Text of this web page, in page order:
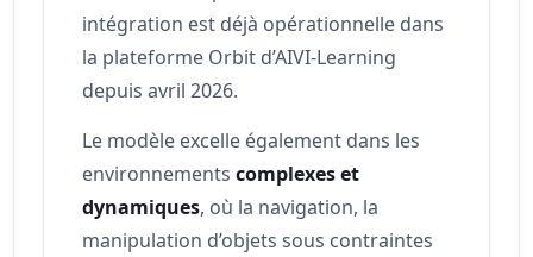
intégration est déjà opérationnelle dans
la plateforme Orbit d’AIVI-Learning
depuis avril 2026.
Le modèle excelle également dans les
environnementscomplexes et
dynamiques, où la navigation, la
manipulation d’objets sous contraintes